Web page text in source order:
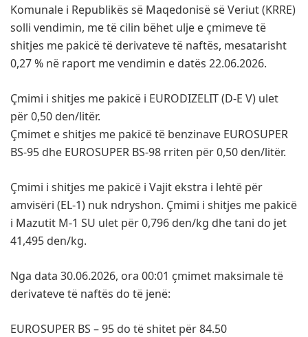
Komunale i Republikës së Maqedonisë së Veriut (KRRE)
solli vendimin, me të cilin bëhet ulje e çmimeve të
shitjes me pakicë të derivateve të naftës, mesatarisht
0,27 % në raport me vendimin e datës 22.06.2026.
Çmimi i shitjes me pakicë i EURODIZELIT (D-Е V) ulet
për 0,50 den/litër.
Çmimet e shitjes me pakicë të benzinave EUROSUPER
BS-95 dhe EUROSUPER BS-98 rriten për 0,50 den/litër.
Çmimi i shitjes me pakicë i Vajit ekstra i lehtë për
amvisëri (EL-1) nuk ndryshon. Çmimi i shitjes me pakicë
i Мazutit М-1 SU ulet për 0,796 den/kg dhe tani do jet
41,495 den/kg.
Nga data 30.06.2026, ora 00:01 çmimet maksimale të
derivateve të naftës do të jenë:
EUROSUPER BS – 95 do të shitet për 84.50